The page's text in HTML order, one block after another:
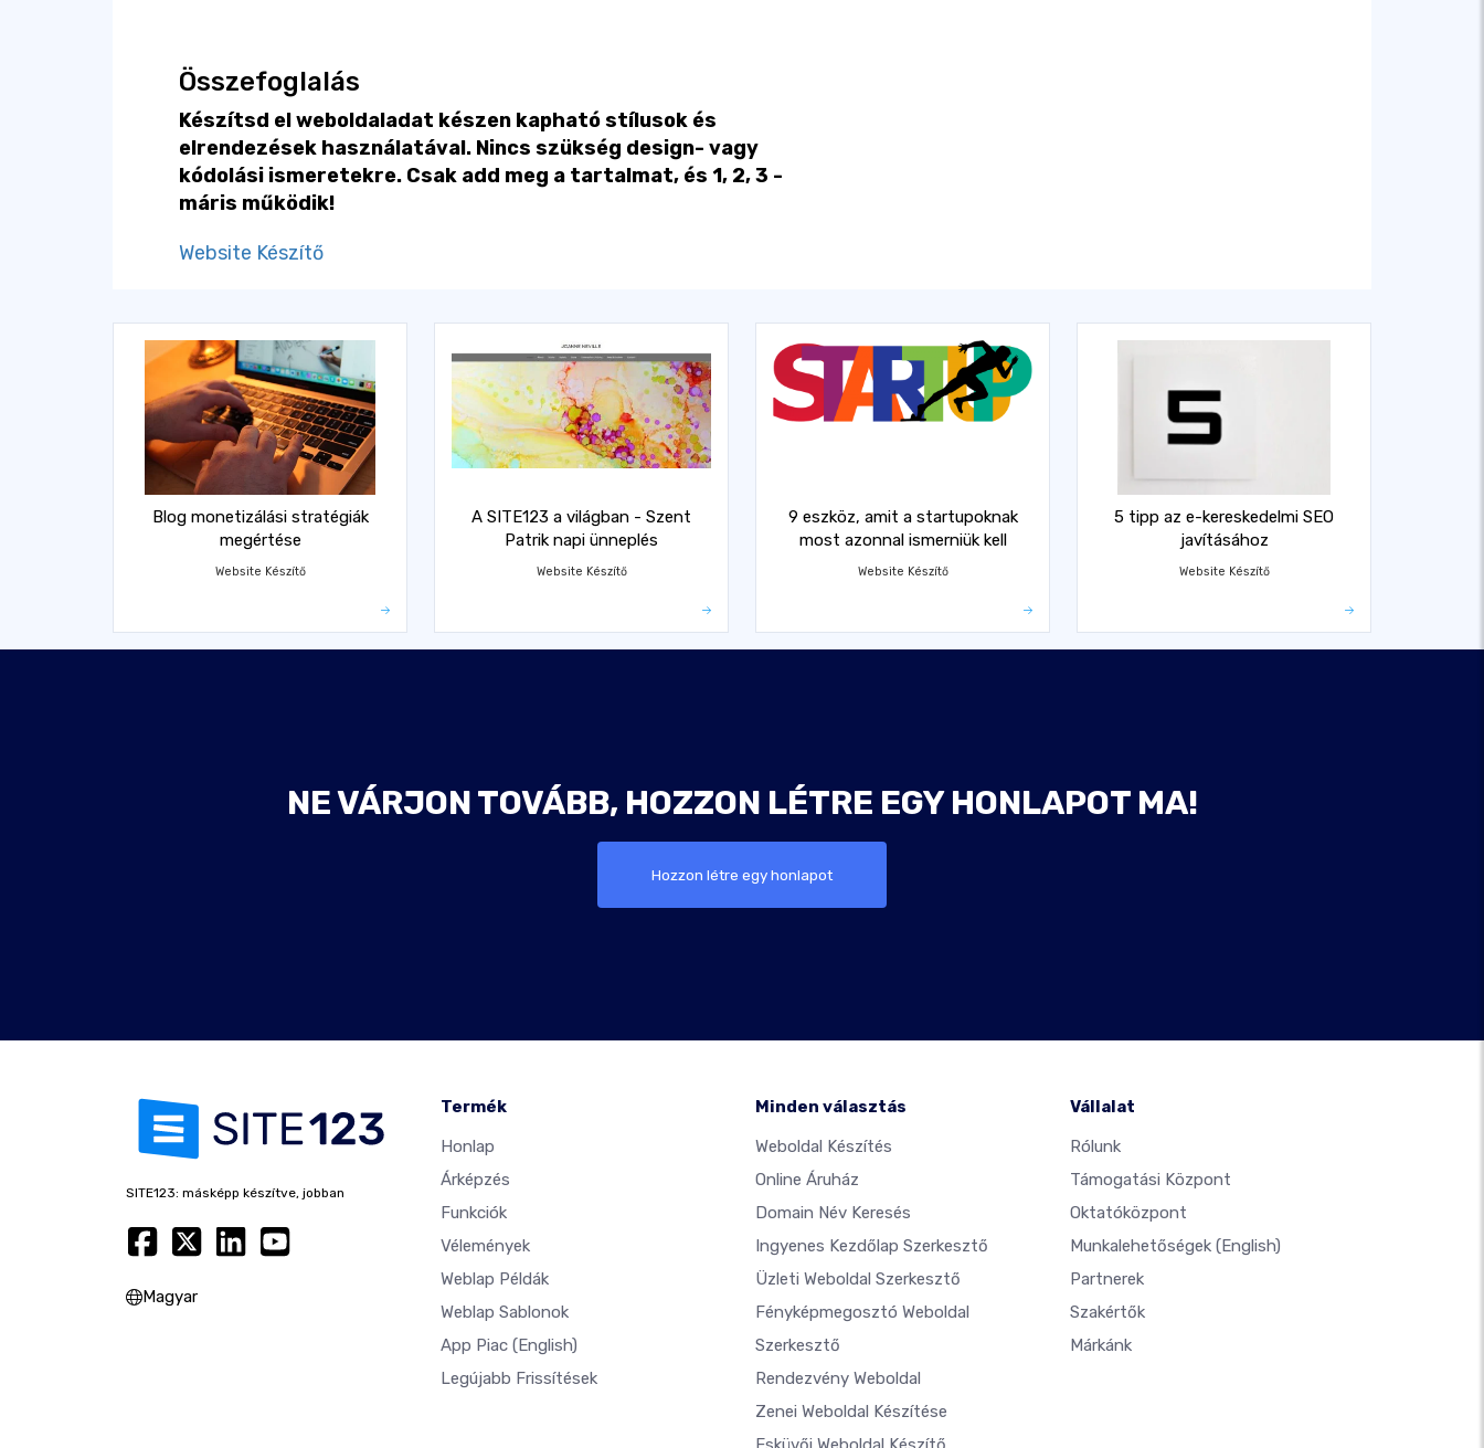
Összefoglalás
Készítsd el weboldaladat készen kapható stílusok és
elrendezések használatával. Nincs szükség design- vagy
kódolási ismeretekre. Csak add meg a tartalmat, és 1, 2, 3 -
máris működik!
Website Készítő
Blog monetizálási stratégiák
megértése
Website Készítő
A SITE123 a világban - Szent
Patrik napi ünneplés
Website Készítő
9 eszköz, amit a startupoknak
most azonnal ismerniük kell
Website Készítő
5 tipp az e-kereskedelmi SEO
javításához
Website Készítő
NE VÁRJON TOVÁBB, HOZZON LÉTRE EGY HONLAPOT MA!
Hozzon létre egy honlapot
SITE123: másképp készítve, jobban
Magyar
Termék
Honlap
Árképzés
Funkciók
Vélemények
Weblap Példák
Weblap Sablonok
App Piac (English)
Legújabb Frissítések
Minden választás
Weboldal Készítés
Online Áruház
Domain Név Keresés
Ingyenes Kezdőlap Szerkesztő
Üzleti Weboldal Szerkesztő
Fényképmegosztó Weboldal
Szerkesztő
Rendezvény Weboldal
Zenei Weboldal Készítése
Vállalat
Rólunk
Támogatási Központ
Oktatóközpont
Munkalehetőségek (English)
Partnerek
Szakértők
Márkánk